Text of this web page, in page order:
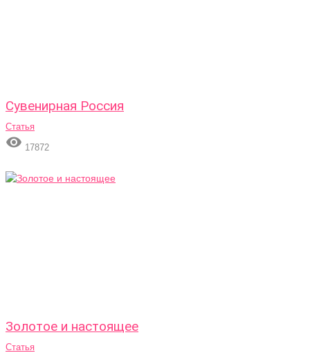
Сувенирная Россия
Статья
 17872
Золотое и настоящее
Статья